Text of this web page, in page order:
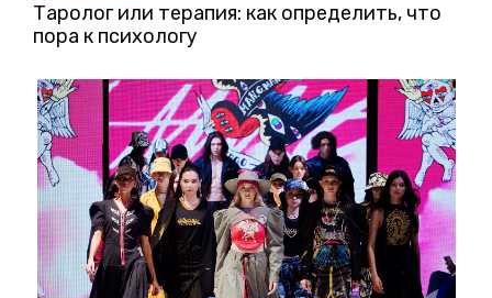
Таролог или терапия: как определить, что
пора к психологу